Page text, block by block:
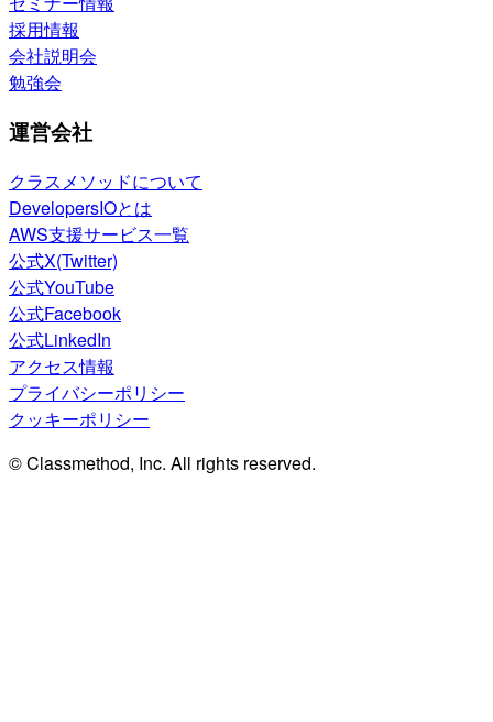
採用情報
会社説明会
勉強会
運営会社
クラスメソッドについて
DevelopersIOとは
AWS支援サービス一覧
公式X(Twitter)
公式YouTube
公式Facebook
公式LinkedIn
アクセス情報
プライバシーポリシー
クッキーポリシー
© Classmethod, Inc. All rights reserved.